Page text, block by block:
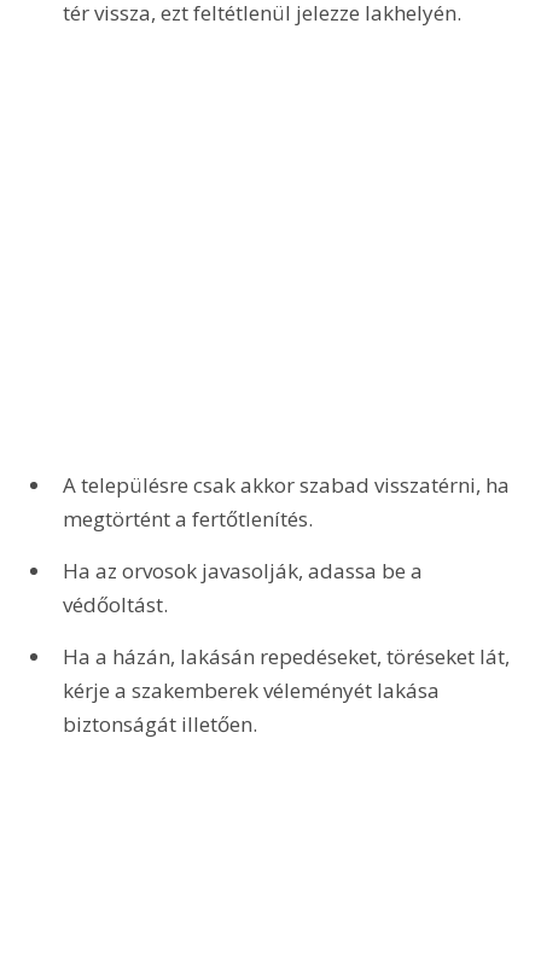
tér vissza, ezt feltétlenül jelezze lakhelyén.
A településre csak akkor szabad visszatérni, ha
megtörtént a fertőtlenítés.
Ha az orvosok javasolják, adassa be a
védőoltást.
Ha a házán, lakásán repedéseket, töréseket lát,
kérje a szakemberek véleményét lakása
biztonságát illetően.